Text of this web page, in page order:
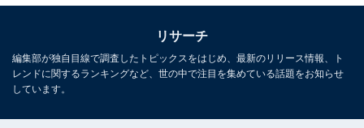
や映画などでは、スポーツをする姿も多く、アクション
シーンも軽々とこなしています。
リサーチ
編集部が独自目線で調査したトピックスをはじめ、最新のリリース情報、ト
レンドに関するランキングなど、世の中で注目を集めている話題をお知らせ
しています。